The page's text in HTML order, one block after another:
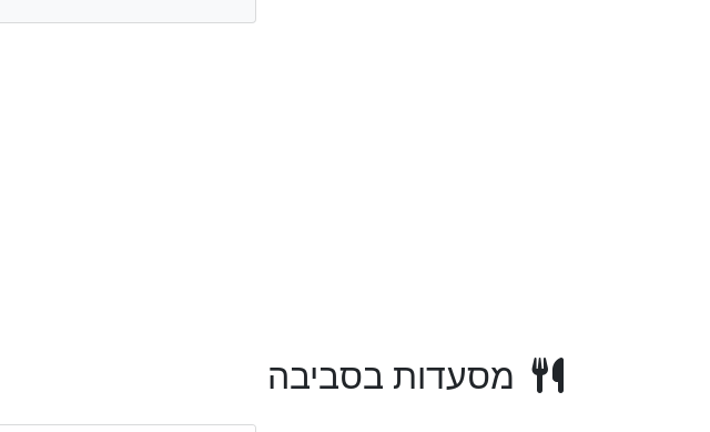
מסעדות בסביבה